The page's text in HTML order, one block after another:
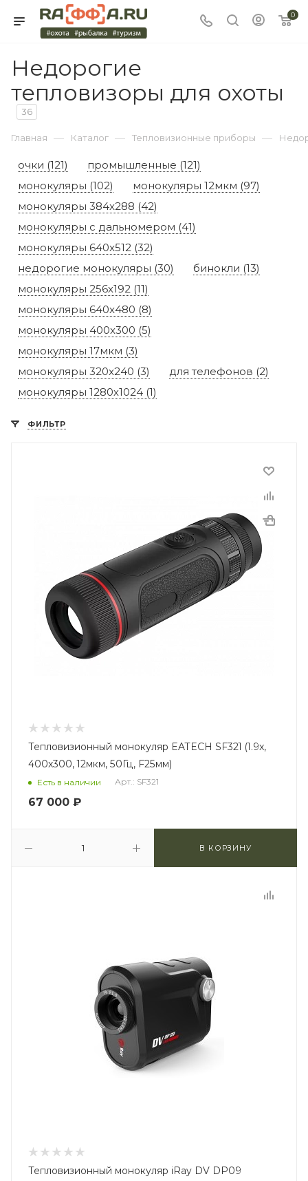
0
Недорогие
тепловизоры для охоты
36
Главная — Каталог — Тепловизионные приборы —
очки (121)
промышленные (121)
монокуляры (102)
монокуляры 12мкм (97)
монокуляры 384x288 (42)
монокуляры с дальномером (41)
монокуляры 640x512 (32)
недорогие монокуляры (30)
бинокли (13)
монокуляры 256х192 (11)
монокуляры 640x480 (8)
монокуляры 400x300 (5)
монокуляры 17мкм (3)
монокуляры 320x240 (3)
для телефонов (2)
монокуляры 1280х1024 (1)
ФИЛЬТР
Тепловизионный монокуляр EATECH SF321 (1.9x,
400x300, 12мкм, 50Гц, F25мм)
Есть в наличии Арт.: SF321
67 000 ₽
В КОРЗИНУ
Тепловизионный монокуляр iRay DV DP09